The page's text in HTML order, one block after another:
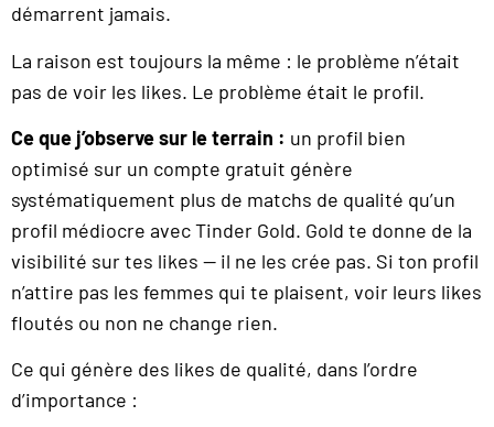
démarrent jamais.
La raison est toujours la même : le problème n’était
pas de voir les likes. Le problème était le profil.
Ce que j’observe sur le terrain : un profil bien
optimisé sur un compte gratuit génère
systématiquement plus de matchs de qualité qu’un
profil médiocre avec Tinder Gold. Gold te donne de la
visibilité sur tes likes — il ne les crée pas. Si ton profil
n’attire pas les femmes qui te plaisent, voir leurs likes
floutés ou non ne change rien.
Ce qui génère des likes de qualité, dans l’ordre
d’importance :